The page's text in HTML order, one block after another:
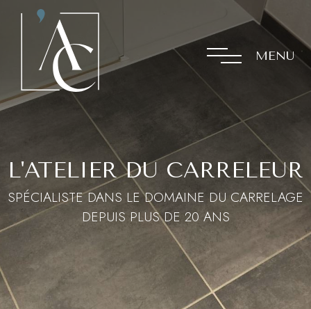
MENU
L'ATELIER DU CARRELEUR
SPÉCIALISTE DANS LE DOMAINE DU CARRELAGE
DEPUIS PLUS DE 20 ANS